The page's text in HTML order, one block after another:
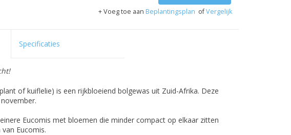
+ Voeg toe aan Beplantingsplan ofVergelijk
Specificaties
of kuiflelie) is een rijkbloeiend bolgewas uit Zuid-Afrika. Deze
Eucomis met bloemen die minder compact op elkaar zitten
Eucomis.